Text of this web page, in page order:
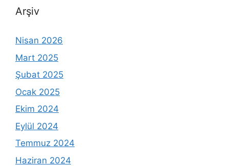
Arşiv
Nisan 2026
Mart 2025
Şubat 2025
Ocak 2025
Ekim 2024
Eylül 2024
Temmuz 2024
Haziran 2024